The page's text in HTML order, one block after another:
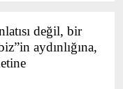
değil, bir
aydınlığına,